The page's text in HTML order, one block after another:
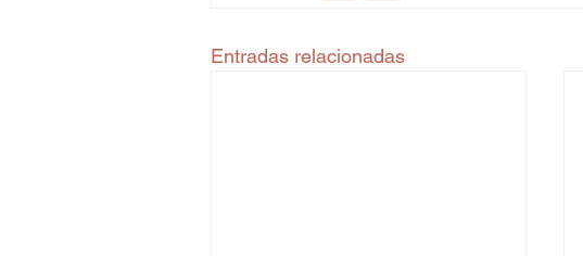
Entradas relacionadas